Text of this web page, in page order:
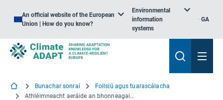
An official website of the European
Union | How do you know?
Environmental
information
systems
GA
Bunachar sonraí
Foilsiú agus tuarascálacha
Athléimneacht aeráide an bhonneagair dramhaíola a mhéadú